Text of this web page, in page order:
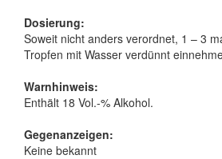
Dosierung:
Soweit nicht anders verordnet, 1 – 3
Tropfen mit Wasser verdünnt
Warnhinweis:
Enthält 18 Vol.-% Alkohol.
Gegenanzeigen:
Keine bekannt